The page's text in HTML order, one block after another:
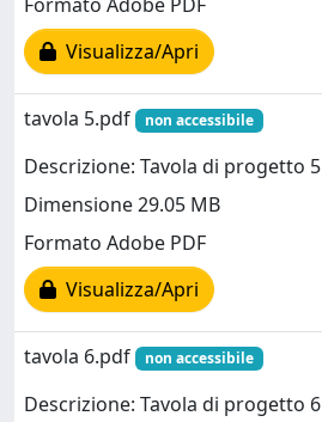
Visualizza/Apri
tavola 5.pdf non accessibile
Descrizione: Tavola di progetto 5
Dimensione 29.05 MB
Formato Adobe PDF
Visualizza/Apri
tavola 6.pdf non accessibile
Descrizione: Tavola di progetto 6